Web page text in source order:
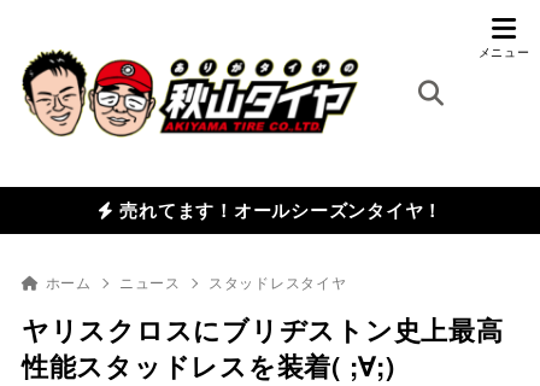
売れてます！オールシーズンタイヤ！
ホーム ニュース スタッドレスタイヤ
ヤリスクロスにブリヂストン史上最高
性能スタッドレスを装着( ;∀;)